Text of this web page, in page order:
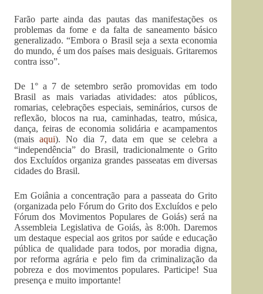
Farão parte ainda das pautas das manifestações os
problemas da fome e da falta de saneamento básico
generalizado. “Embora o Brasil seja a sexta economia
do mundo, é um dos países mais desiguais. Gritaremos
contra isso”.
De 1° a 7 de setembro serão promovidas em todo
Brasil as mais variadas atividades: atos públicos,
romarias, celebrações especiais, seminários, cursos de
reflexão, blocos na rua, caminhadas, teatro, música,
dança, feiras de economia solidária e acampamentos
(maisaqui). No dia 7, data em que se celebra a
“independência” do Brasil, tradicionalmente o Grito
dos Excluídos organiza grandes passeatas em diversas
cidades do Brasil.
Em Goiânia a concentração para a passeata do Grito
(organizada pelo Fórum do Grito dos Excluídos e pelo
Fórum dos Movimentos Populares de Goiás) será na
Assembleia Legislativa de Goiás, às 8:00h. Daremos
um destaque especial aos gritos por saúde e educação
pública de qualidade para todos, por moradia digna,
por reforma agrária e pelo fim da criminalização da
pobreza e dos movimentos populares. Participe! Sua
presença e muito importante!